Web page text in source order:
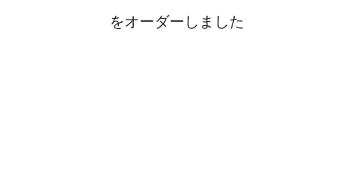
をオーダーしました